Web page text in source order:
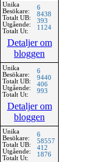
Unika
Besökare:
Totalt UB:
Utgående:
Totalt Ut:
6
8438
393
1124
Detaljer om
bloggen
Unika
Besökare:
Totalt UB:
Utgående:
Totalt Ut:
6
9440
406
993
Detaljer om
bloggen
Unika
Besökare:
Totalt UB:
Utgående:
Totalt Ut:
6
58557
412
1876